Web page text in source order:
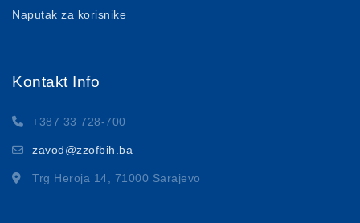
Naputak za korisnike
Kontakt Info
+387 33 728-700
zavod@zzofbih.ba
Trg Heroja 14, 71000 Sarajevo